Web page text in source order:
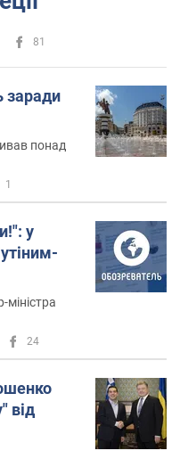
81
заради
понад
1
у
міністра
24
від